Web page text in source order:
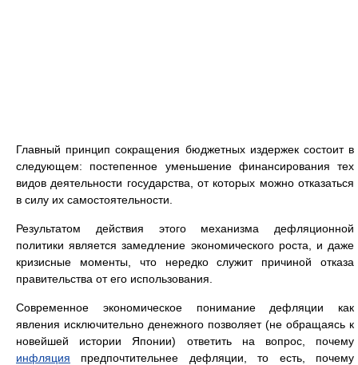
Главный принцип сокращения бюджетных издержек состоит в
следующем: постепенное уменьшение финансирования тех
видов деятельности государства, от которых можно отказаться
в силу их самостоятельности.
Результатом действия этого механизма дефляционной
политики является замедление экономического роста, и даже
кризисные моменты, что нередко служит причиной отказа
правительства от его использования.
Современное экономическое понимание дефляции как
явления исключительно денежного позволяет (не обращаясь к
новейшей истории Японии) ответить на вопрос, почему
инфляция предпочтительнее дефляции, то есть, почему